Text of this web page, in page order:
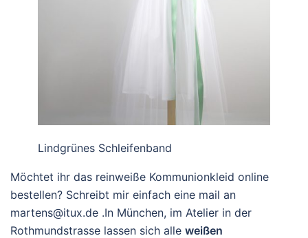
Lindgrünes Schleifenband
Möchtet ihr das reinweiße Kommunionkleid online
bestellen? Schreibt mir einfach eine mail an
martens@itux.de .In München, im Atelier in der
Rothmundstrasse lassen sich alle weißen